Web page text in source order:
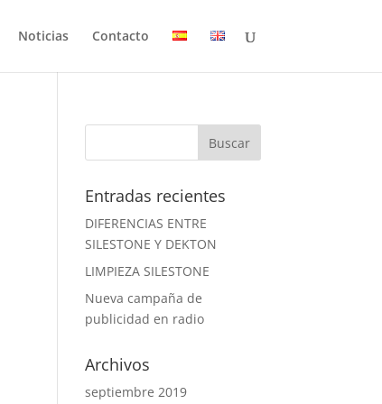
Noticias Contacto
Entradas recientes
DIFERENCIAS ENTRE
SILESTONE Y DEKTON
LIMPIEZA SILESTONE
Nueva campaña de
publicidad en radio
Archivos
septiembre 2019